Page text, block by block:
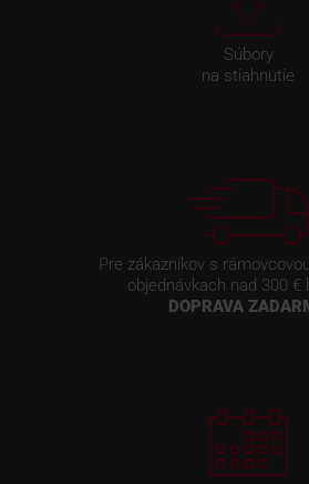
Súbory
na stiahnutie
Pre zákazníkov s
objednávkach nad 300 €
DOPRAVA